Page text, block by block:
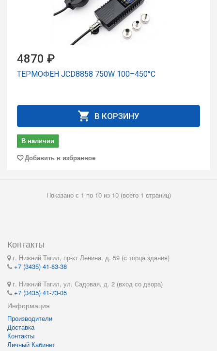
4870 ₽
ТЕРМОФЕН JCD8858 750W 100–450°C
В КОРЗИНУ
В наличии
Добавить в избранное
Показано с 1 по 10 из 10 (всего 1 страниц)
Контакты
г. Нижний Тагил, пр-кт Ленина, д. 59 (с торца здания)
+7 (3435) 41-83-38
г. Нижний Тагил, ул. Садовая, д. 2 (вход со двора)
+7 (3435) 41-73-05
Информация
Производители
Доставка
Контакты
Личный Кабинет